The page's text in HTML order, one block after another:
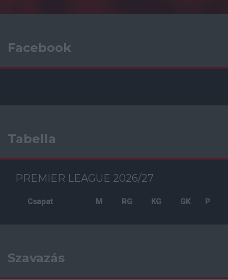
Facebook
Tabella
PREMIER LEAGUE 2026/27
Csapat M RG KG GK P
Szavazás